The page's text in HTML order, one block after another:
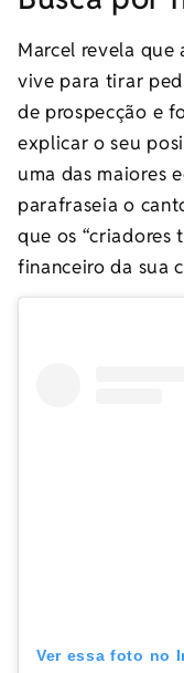
Marcel revela que
vive para tirar
de prospecção e
explicar o seu
uma das maiores
parafraseia o
que os
financeiro da sua
Ver essa foto no